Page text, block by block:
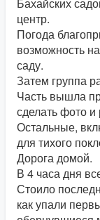
центр.
Погода
возможность
саду.
Затем группа
Часть вышла
сделать фото и
Остальные,
для тихого
Дорога домой.
В 4 часа дня
Стоило
как упали